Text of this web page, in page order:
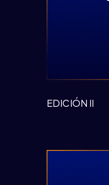
EDICIÓN II